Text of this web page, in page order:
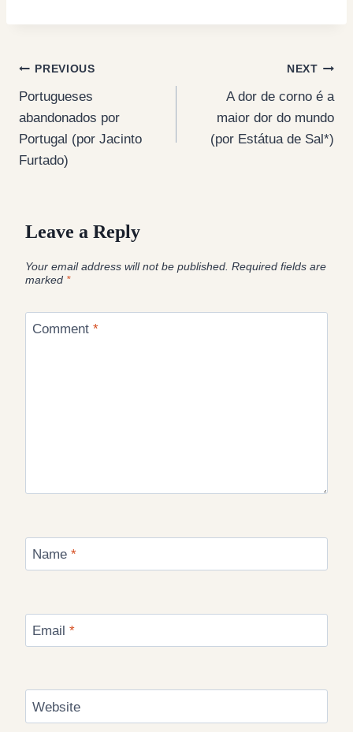
Post
navigation
PREVIOUS
Portugueses
abandonados por
Portugal (por Jacinto
Furtado)
NEXT
A dor de corno é a
maior dor do mundo
(por Estátua de Sal*)
Leave a Reply
Your email address will not be published. Required fields are
marked *
Comment *
Name *
Email *
Website